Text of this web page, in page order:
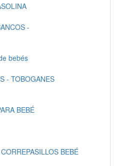
-
bebés
- TOBOGANES
BEBÉ
BEBÉ